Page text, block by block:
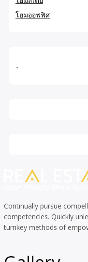
โฮมออฟฟิศ
..
Continually pursue
competencies. Quickly
turnkey methods of